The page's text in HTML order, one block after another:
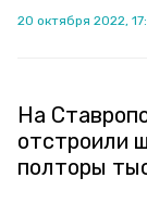
20 октября 2022,
На
отстроили
полторы